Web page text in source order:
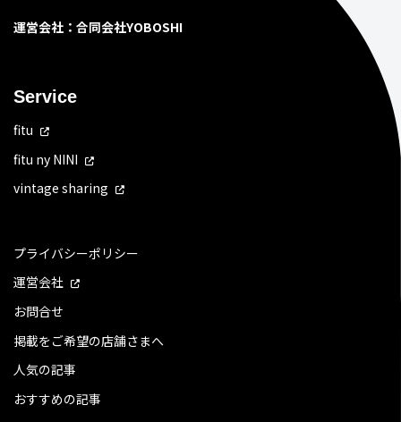
運営会社：合同会社YOBOSHI
Service
fitu
fitu ny NINI
vintage sharing
プライバシーポリシー
運営会社
お問合せ
掲載をご希望の店舗さまへ
人気の記事
おすすめの記事